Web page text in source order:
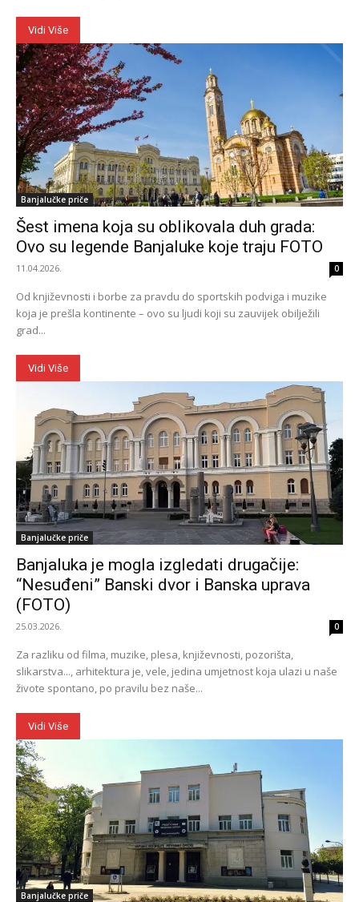
Vidi Više
Banjalučke priče
Šest imena koja su oblikovala duh grada:
Ovo su legende Banjaluke koje traju FOTO
11.04.2026. 0
Od književnosti i borbe za pravdu do sportskih podviga i muzike
koja je prešla kontinente – ovo su ljudi koji su zauvijek obilježili
grad...
Vidi Više
Banjalučke priče
Banjaluka je mogla izgledati drugačije:
“Nesuđeni” Banski dvor i Banska uprava
(FOTO)
25.03.2026. 0
Za razliku od filma, muzike, plesa, književnosti, pozorišta,
slikarstva..., arhitektura je, vele, jedina umjetnost koja ulazi u naše
živote spontano, po pravilu bez naše...
Vidi Više
Banjalučke priče